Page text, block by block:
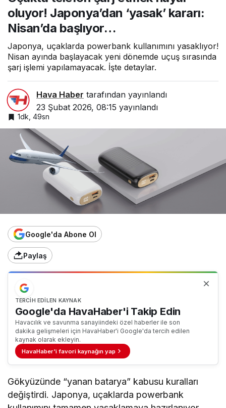
başlıyor…
oluyor! Japonya’dan ‘yasak’ kararı:
Nisan’da başlıyor…
Japonya, uçaklarda powerbank kullanımını yasaklıyor!
Nisan ayında başlayacak yeni dönemde uçuş sırasında
şarj işlemi yapılamayacak. İşte detaylar.
Hava Haber tarafından yayınlandı
23 Şubat 2026, 08:15 yayınlandı
1dk, 49sn
Google'da Abone Ol
Paylaş
TERCIH EDILEN KAYNAK
Google'da HavaHaber'i Takip Edin
Havacılık ve savunma sanayiindeki özel haberler ile son
dakika gelişmeleri için HavaHaber'i Google'da tercih edilen
kaynak olarak ekleyin.
HavaHaber'i favori kaynağın yap
Gökyüzünde “yanan batarya” kabusu kuralları
değiştirdi. Japonya, uçaklarda powerbank